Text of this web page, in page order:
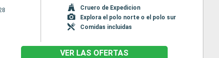
Cruero de Expedicion
Explora el polo norte o el polo sur
Comidas incluidas
VER LAS OFERTAS